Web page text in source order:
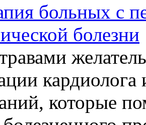
больных с
болезни
которые